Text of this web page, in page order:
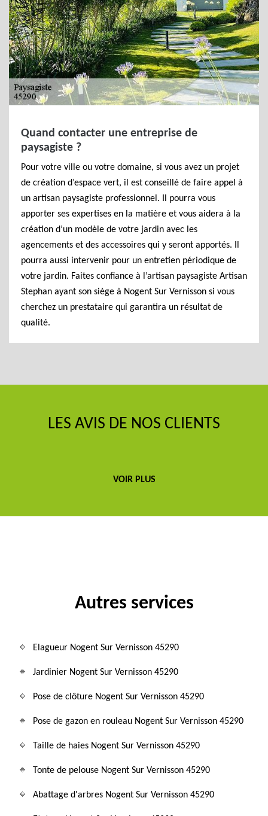
Quand contacter une entreprise de
paysagiste ?
Pour votre ville ou votre domaine, si vous avez un projet
de création d’espace vert, il est conseillé de faire appel à
un artisan paysagiste professionnel. Il pourra vous
apporter ses expertises en la matière et vous aidera à la
création d’un modèle de votre jardin avec les
agencements et des accessoires qui y seront apportés. Il
pourra aussi intervenir pour un entretien périodique de
votre jardin. Faites confiance à l’artisan paysagiste Artisan
Stephan ayant son siège à Nogent Sur Vernisson si vous
cherchez un prestataire qui garantira un résultat de
qualité.
LES AVIS DE NOS CLIENTS
VOIR PLUS
Autres services
Elagueur Nogent Sur Vernisson 45290
Jardinier Nogent Sur Vernisson 45290
Pose de clôture Nogent Sur Vernisson 45290
Pose de gazon en rouleau Nogent Sur Vernisson 45290
Taille de haies Nogent Sur Vernisson 45290
Tonte de pelouse Nogent Sur Vernisson 45290
Abattage d'arbres Nogent Sur Vernisson 45290